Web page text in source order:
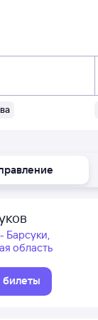
Барсуки,
область
билеты